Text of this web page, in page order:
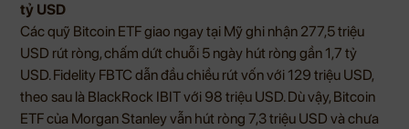
tỷ USD
Các quỹ Bitcoin ETF giao ngay tại Mỹ ghi nhận 277,5 triệu
USD rút ròng, chấm dứt chuỗi 5 ngày hút ròng gần 1,7 tỷ
USD. Fidelity FBTC dẫn đầu chiều rút vốn với 129 triệu USD,
theo sau là BlackRock IBIT với 98 triệu USD. Dù vậy, Bitcoin
ETF của Morgan Stanley vẫn hút ròng 7,3 triệu USD và chưa